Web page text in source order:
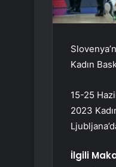
Kadın
15-25
2023
İlgili